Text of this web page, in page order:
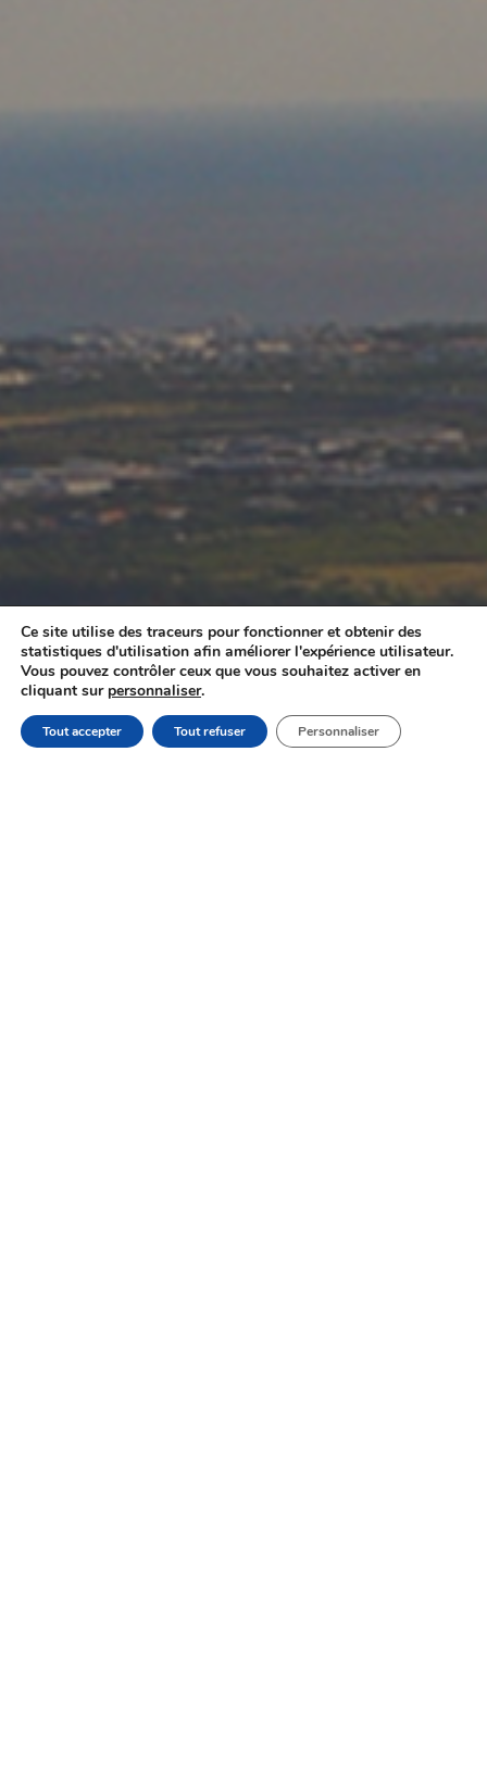
Ce site utilise des traceurs pour fonctionner et obtenir des
statistiques d'utilisation afin améliorer l'expérience utilisateur.
Vous pouvez contrôler ceux que vous souhaitez activer en
cliquant sur personnaliser.
Tout accepter Tout refuser Personnaliser